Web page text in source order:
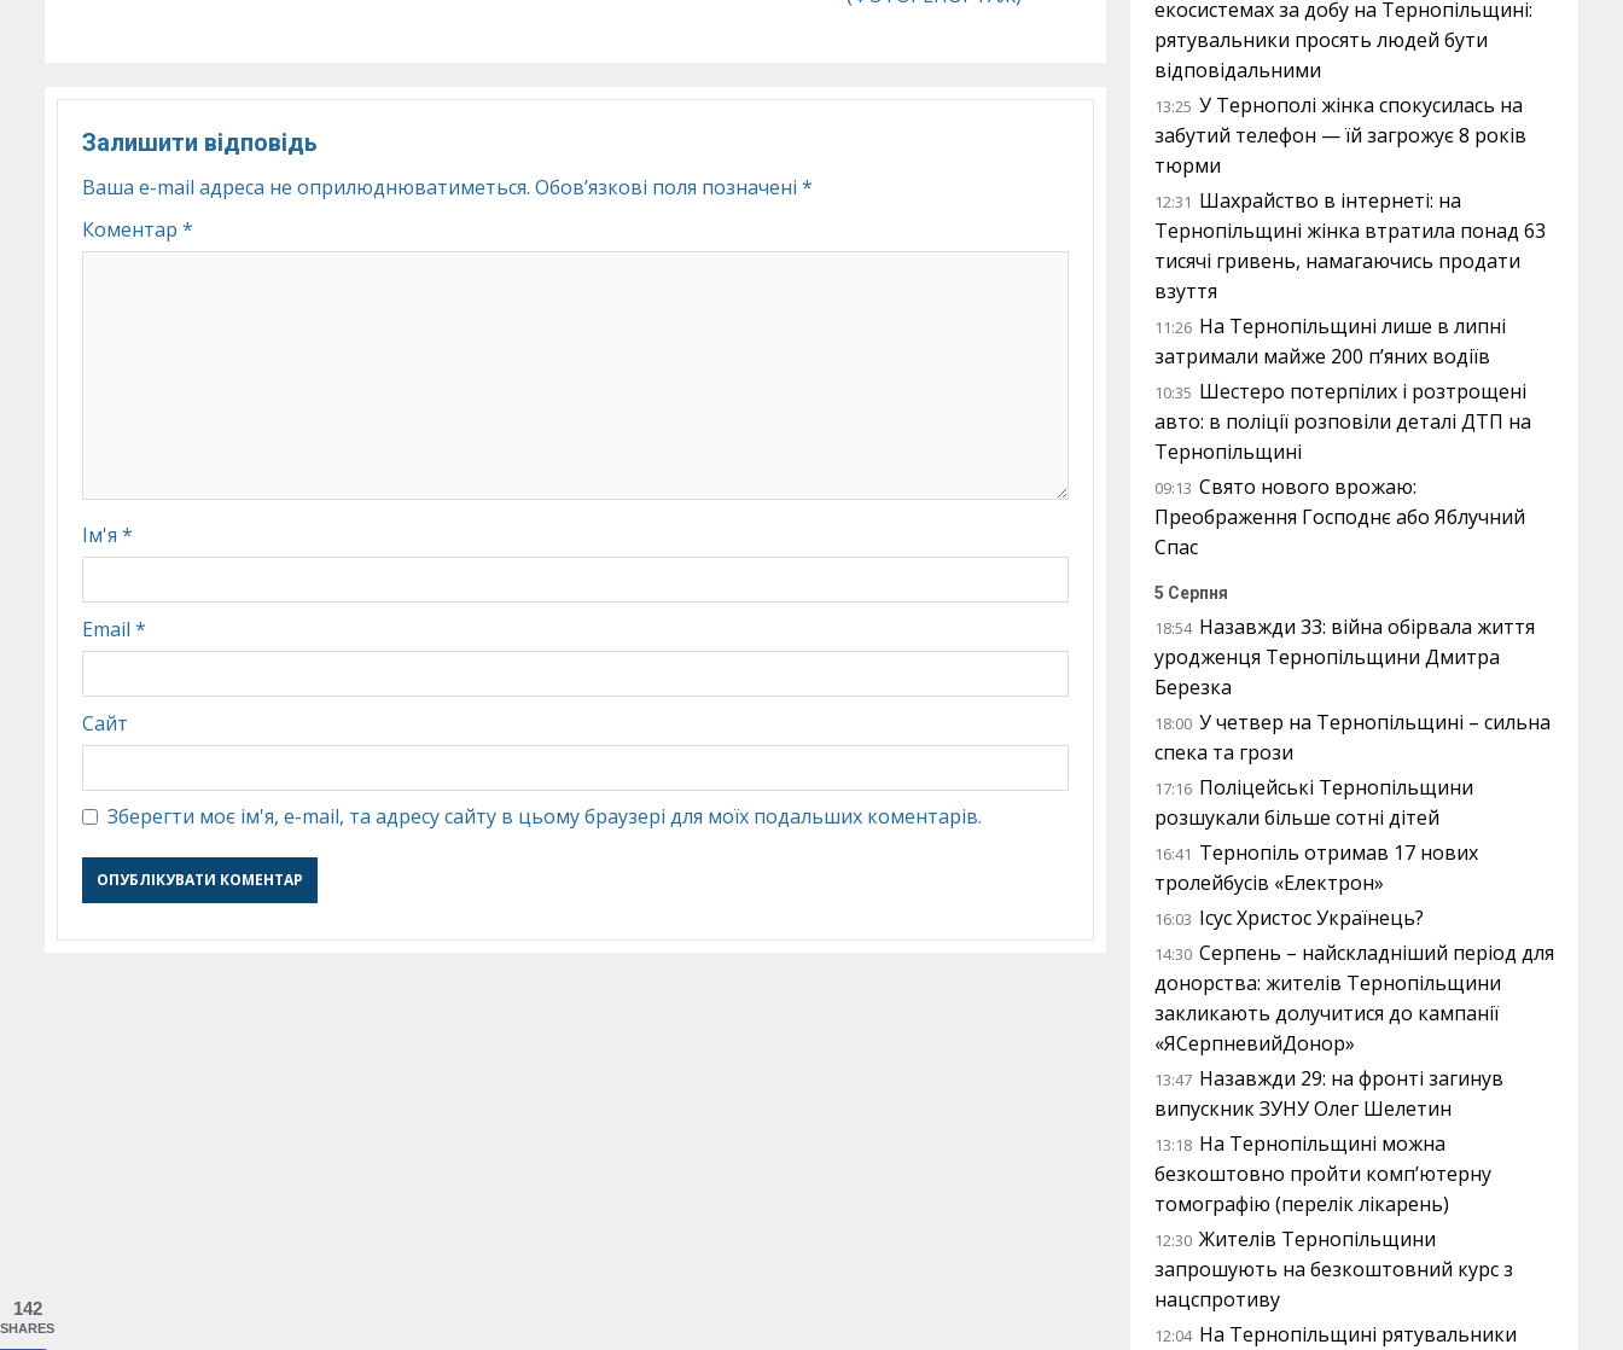
Залишити відповідь
Ваша e-mail адреса не оприлюднюватиметься. Обов’язкові поля позначені *
Коментар *
Ім'я *
Email *
Сайт
Зберегти моє ім'я, e-mail, та адресу сайту в цьому браузері для моїх подальших коментарів.
екосистемах за добу на Тернопільщині:
рятувальники просять людей бути
відповідальними
13:25 У Тернополі жінка спокусилась на
забутий телефон — їй загрожує 8 років
тюрми
12:31 Шахрайство в інтернеті: на
Тернопільщині жінка втратила понад 63
тисячі гривень, намагаючись продати
взуття
11:26 На Тернопільщині лише в липні
затримали майже 200 п’яних водіїв
10:35 Шестеро потерпілих і розтрощені
авто: в поліції розповіли деталі ДТП на
Тернопільщині
09:13 Свято нового врожаю:
Преображення Господнє або Яблучний
Спас
5 Серпня
18:54 Назавжди 33: війна обірвала життя
уродженця Тернопільщини Дмитра
Березка
18:00 У четвер на Тернопільщині – сильна
спека та грози
17:16 Поліцейські Тернопільщини
розшукали більше сотні дітей
16:41 Тернопіль отримав 17 нових
тролейбусів «Електрон»
16:03 Ісус Христос Українець?
14:30 Серпень – найскладніший період для
донорства: жителів Тернопільщини
закликають долучитися до кампанії
«ЯСерпневийДонор»
13:47 Назавжди 29: на фронті загинув
випускник ЗУНУ Олег Шелетин
13:18 На Тернопільщині можна
безкоштовно пройти комп’ютерну
томографію (перелік лікарень)
12:30 Жителів Тернопільщини
запрошують на безкоштовний курс з
нацспротиву
12:04 На Тернопільщині рятувальники
142
SHARES